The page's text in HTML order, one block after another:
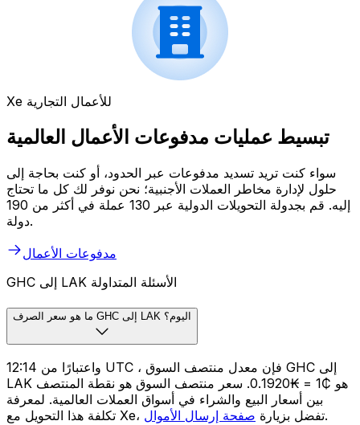
Xe للأعمال التجارية
تبسيط عمليات مدفوعات الأعمال العالمية
سواء كنت تريد تسديد مدفوعات عبر الحدود، أو كنت بحاجة إلى
حلول لإدارة مخاطر العملات الأجنبية؛ نحن نوفر لك كل ما تحتاج
إليه. قم بجدولة التحويلات الدولية عبر 130 عملة في أكثر من 190
دولة.
مدفوعات الأعمال
GHC إلى LAK الأسئلة المتداولة
ما هو سعر الصرف GHC إلى LAK اليوم؟
واعتبارًا من 12:14 UTC ، فإن معدل منتصف السوق GHC إلى
LAK هو ₵1 = ₭0.1920. سعر منتصف السوق هو نقطة المنتصف
بين أسعار البيع والشراء في أسواق العملات العالمية. لمعرفة
تكلفة هذا التحويل مع Xe، تفضل بزيارة صفحة إرسال الأموال .